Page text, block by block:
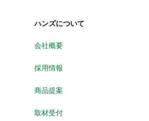
ハンズについて
会社概要
採用情報
商品提案
取材受付